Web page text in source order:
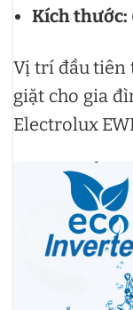
Kích thước:
Vị trí đầu tiên
giặt cho gia
Electrolux